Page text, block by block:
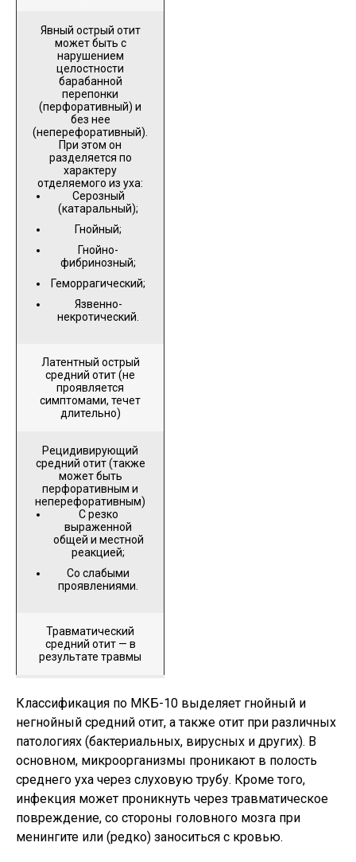
Явный острый отит
может быть с
нарушением
целостности
барабанной
перепонки
(перфоративный) и
без нее
(неперефоративный).
При этом он
разделяется по
характеру
отделяемого из уха:
Серозный
(катаральный);
Гнойный;
Гнойно-
фибринозный;
Геморрагический;
Язвенно-
некротический.
Латентный острый
средний отит (не
проявляется
симптомами, течет
длительно)
Рецидивирующий
средний отит (также
может быть
перфоративным и
неперефоративным)
С резко
выраженной
общей и местной
реакцией;
Со слабыми
проявлениями.
Травматический
средний отит — в
результате травмы
Классификация по МКБ-10 выделяет гнойный и
негнойный средний отит, а также отит при различных
патологиях (бактериальных, вирусных и других). В
основном, микроорганизмы проникают в полость
среднего уха через слуховую трубу. Кроме того,
инфекция может проникнуть через травматическое
повреждение, со стороны головного мозга при
менингите или (редко) заноситься с кровью.